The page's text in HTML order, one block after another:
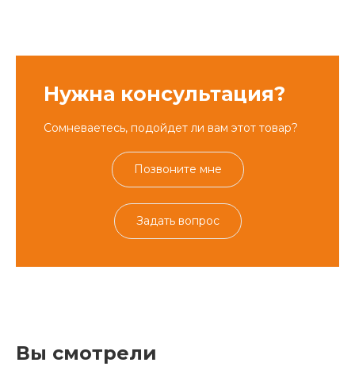
Нужна консультация?
Сомневаетесь, подойдет ли вам этот товар?
Позвоните мне
Задать вопрос
Вы смотрели